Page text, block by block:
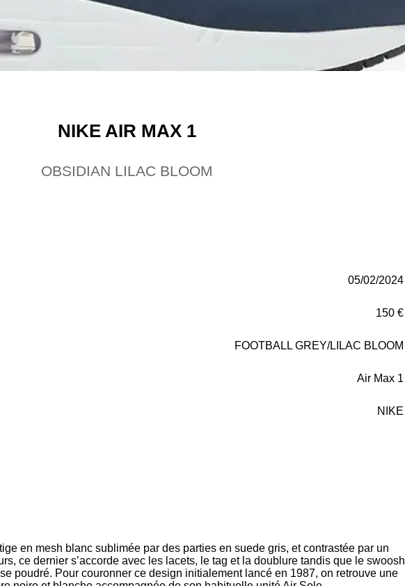
NIKE AIR MAX 1
OBSIDIAN LILAC BLOOM
05/02/2024
150 €
FOOTBALL GREY/LILAC BLOOM
Air Max 1
NIKE
en mesh blanc sublimée par des parties en suede gris, et contrastée par un
ce dernier s’accorde avec les lacets, le tag et la doublure tandis que le swoosh
poudré. Pour couronner ce design initialement lancé en 1987, on retrouve une